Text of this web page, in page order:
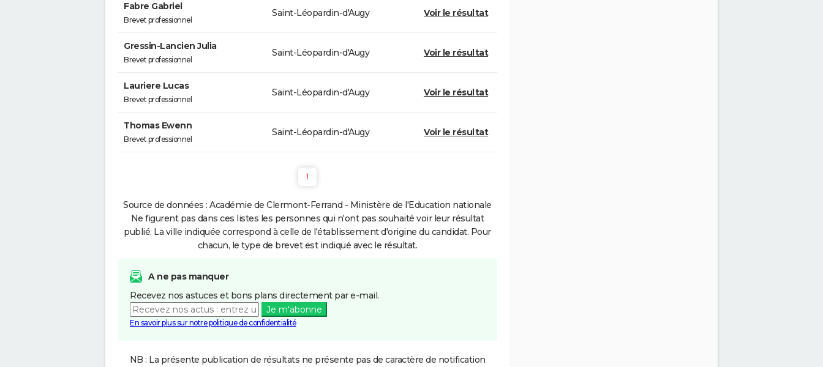
Fabre Gabriel
Brevet professionnel
Saint-Léopardin-d'Augy Voir le résultat
Gressin-Lancien Julia
Brevet professionnel
Saint-Léopardin-d'Augy Voir le résultat
Lauriere Lucas
Brevet professionnel
Saint-Léopardin-d'Augy Voir le résultat
Thomas Ewenn
Brevet professionnel
Saint-Léopardin-d'Augy Voir le résultat
1
Source de données : Académie de Clermont-Ferrand - Ministère de l'Education nationale
Ne figurent pas dans ces listes les personnes qui n'ont pas souhaité voir leur résultat
publié. La ville indiquée correspond à celle de l'établissement d'origine du candidat. Pour
chacun, le type de brevet est indiqué avec le résultat.
A ne pas manquer
Recevez nos astuces et bons plans directement par e-mail.
Je m'abonne
En savoir plus sur notre politique de confidentialité
NB : La présente publication de résultats ne présente pas de caractère de notification